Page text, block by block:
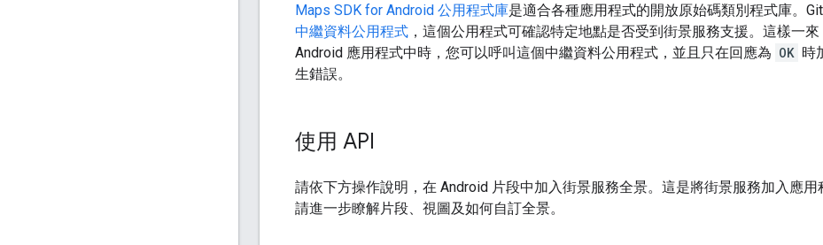
Maps SDK for Android 公用程式庫是適合各種應用程式的開放原始碼類別程式庫。
中繼資料公用程式 ，這個公用程式可確認特定地點是否受到街景服務支援。這樣一
Android 應用程式中時，您可以呼叫這個中繼資料公用程式，並且只在回應為 OK 時
生錯誤。
使用 API
請依下方操作說明，在 Android 片段中加入街景服務全景。這是將街景服務加入應用
請進一步瞭解片段、視圖及如何自訂全景。